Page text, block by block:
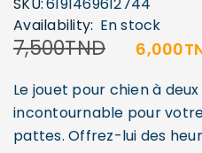
SKU:6191469612744
Availability: En stock
7,500TND 6,000
Le jouet pour chien à
incontournable pour
pattes. Offrez-lui des